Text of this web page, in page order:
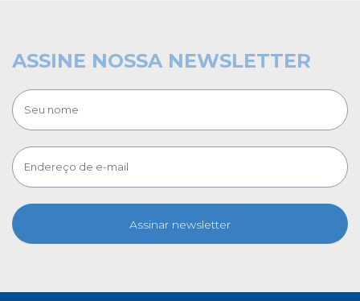
ASSINE NOSSA NEWSLETTER
Assinar newsletter